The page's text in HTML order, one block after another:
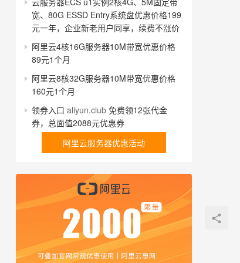
宽、80G ESSD Entry系统盘优惠价格199
元一年，企业新老用户同享，续费不涨价
阿里云4核16G服务器10M带宽优惠价格
89元1个月
阿里云8核32G服务器10M带宽优惠价格
160元1个月
领券入口 aliyun.club 免费领12张代金
券，总面值2088元优惠券
阿里云服务器优惠活动